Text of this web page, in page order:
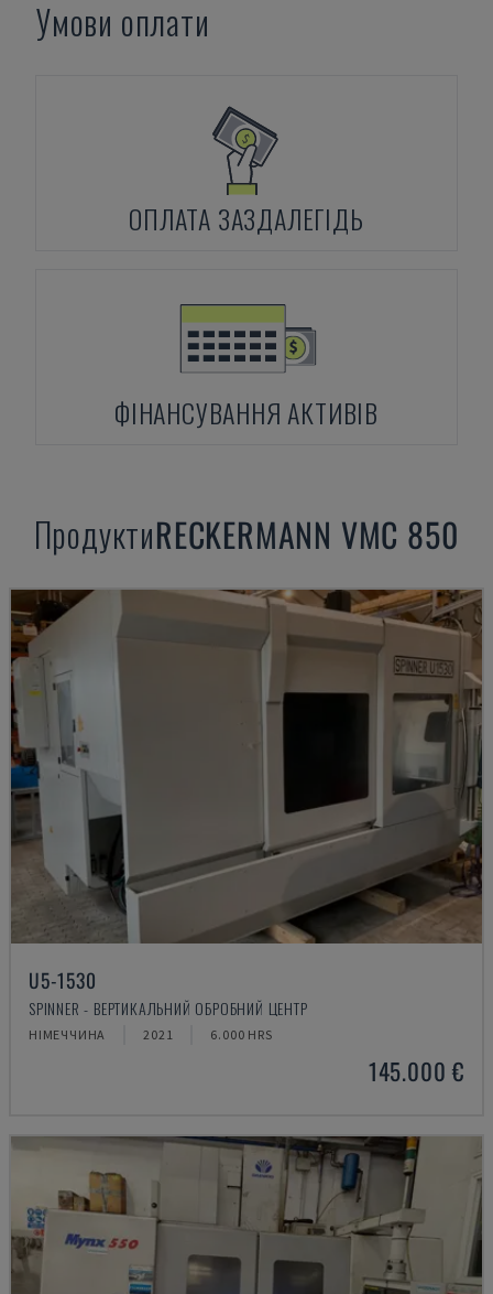
Умови оплати
ОПЛАТА ЗАЗДАЛЕГІДЬ
ФІНАНСУВАННЯ АКТИВІВ
ПродуктиRECKERMANN VMC 850
U5-1530
SPINNER - ВЕРТИКАЛЬНИЙ ОБРОБНИЙ ЦЕНТР
НІМЕЧЧИНА 2021 6.000 HRS
145.000 €